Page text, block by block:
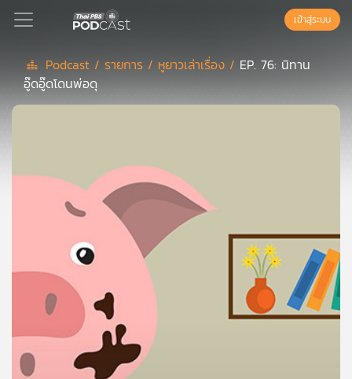
Podcast
ลิ
เพล
ของ
คุณ
เข้าสู่ระบบ
Podcast / รายการ / หูยาวเล่าเรื่อง / EP. 76: นิทาน
อู๊ดอู๊ดโดนพ่อดุ